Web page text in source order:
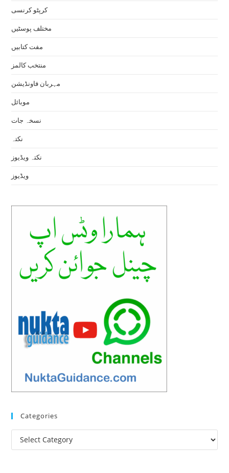
کرپٹو کرنسی
مختلف پوسٹیں
مفت کتابیں
منتخب کالمز
مہربان فاونڈیشن
موبائل
نسخہ جات
نکتہ
نکتہ ویڈیوز
ویڈیوز
Categories
Categories